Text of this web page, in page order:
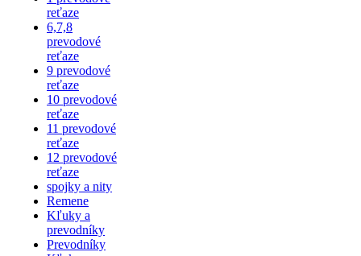
reťaze
6,7,8
prevodové
reťaze
9 prevodové
reťaze
10 prevodové
reťaze
11 prevodové
reťaze
12 prevodové
reťaze
spojky a nity
Remene
Kľuky a
prevodníky
Prevodníky